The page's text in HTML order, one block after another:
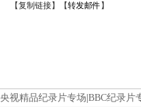
【复制链接】【转发邮件 】
央视精品纪录片专场 BBC纪录片